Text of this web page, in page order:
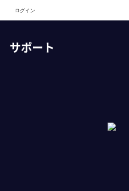
ログイン
サポート